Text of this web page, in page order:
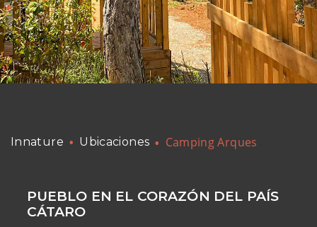
Innature Ubicaciones Camping Arques
PUEBLO EN EL CORAZÓN DEL PAÍS
CÁTARO